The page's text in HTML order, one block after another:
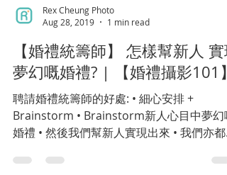
Rex Cheung Photo
Aug 28, 2019
1 min read
【婚禮統籌師】 怎樣幫新人 實
夢幻嘅婚禮? | 【婚禮攝影101】
聘請婚禮統籌師的好處: • 細心安排 +
Brainstorm • Brainstorm新人心目中夢幻嘅
婚禮 • 然後我們幫新人實現出來 • 我們亦都會
禮統籌, 仲可能系心理輔導員 • 當日婚禮氣氛